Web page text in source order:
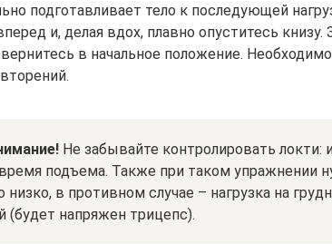
подготавливает тело к последующей
и, делая вдох, плавно опуститесь
в начальное положение.
Не забывайте контролировать локти:
подъема. Также при таком упражнении
низко, в противном случае – нагрузка на
(будет напряжен трицепс).